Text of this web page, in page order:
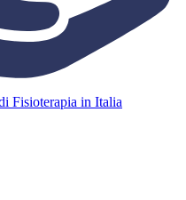
Fisioterapia in Italia